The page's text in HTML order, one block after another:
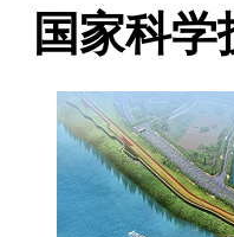
国家科